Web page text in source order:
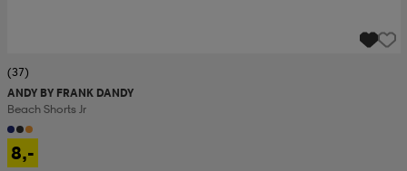
(37)
ANDY BY FRANK DANDY
Beach Shorts Jr
8,-